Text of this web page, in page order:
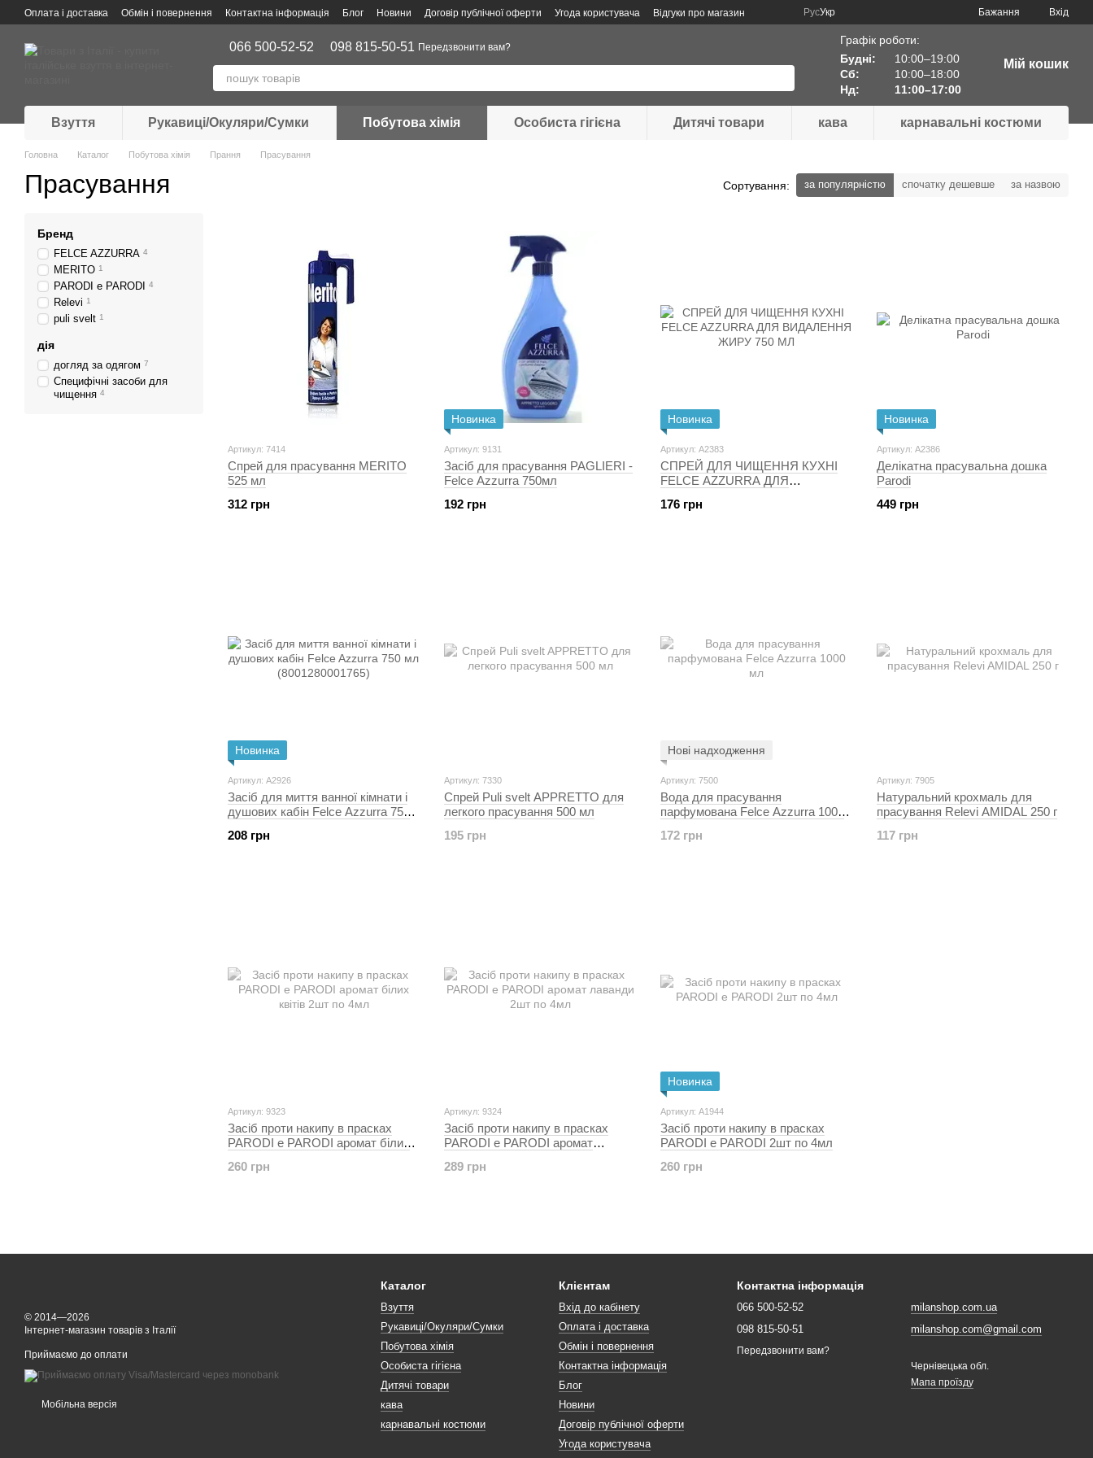
Перейти до основного контенту
Оплата і доставка Обмін і повернення Контактна інформація Блог Новини Договір публічної оферти Угода користувача Відгуки про магазин РусУкр Бажання Вхід
066 500-52-52 098 815-50-51 Передзвонити вам?
Графік роботи:
Будні:
10:00–19:00
Сб:
10:00–18:00
Нд:
11:00–17:00
Мій кошик
Взуття Рукавиці/Окуляри/Сумки Побутова хімія Особиста гігієна Дитячі товари кава карнавальні костюми
Головна Каталог Побутова хімія Прання Прасування
Прасування Сортування: за популярністю спочатку дешевше за назвою
Артикул: 7414
Спрей для прасування MERITO
525 мл
312 грн
Новинка
Артикул: 9131
Засіб для прасування PAGLIERI -
Felce Azzurra 750мл
192 грн
Новинка
Артикул: A2383
СПРЕЙ ДЛЯ ЧИЩЕННЯ КУХНІ
FELCE AZZURRA ДЛЯ
176 грн
Новинка
Артикул: A2386
Делікатна прасувальна дошка
Parodi
449 грн
Новинка
Артикул: A2926
Засіб для миття ванної кімнати і
душових кабін Felce Azzurra 750
208 грн
Артикул: 7330
Спрей Puli svelt APPRETTO для
легкого прасування 500 мл
195 грн
Нові надходження
Артикул: 7500
Вода для прасування
парфумована Felce Azzurra 1000
172 грн
Артикул: 7905
Натуральний крохмаль для
прасування Relevi AMIDAL 250 г
117 грн
Артикул: 9323
Засіб проти накипу в прасках
PARODI e PARODI аромат білих
260 грн
Артикул: 9324
Засіб проти накипу в прасках
PARODI e PARODI аромат
289 грн
Новинка
Артикул: A1944
Засіб проти накипу в прасках
PARODI e PARODI 2шт по 4мл
260 грн
Бренд
FELCE AZZURRA 4
MERITO 1
PARODI e PARODI 4
Relevi 1
puli svelt 1
дія
догляд за одягом 7
Специфічні засоби для
чищення 4
© 2014—2026
Інтернет-магазин товарів з Італії
Приймаємо до оплати
Мобільна версія
Каталог
Взуття
Рукавиці/Окуляри/Сумки
Побутова хімія
Особиста гігієна
Дитячі товари
кава
карнавальні костюми
Клієнтам
Вхід до кабінету
Оплата і доставка
Обмін і повернення
Контактна інформація
Блог
Новини
Договір публічної оферти
Угода користувача
Контактна інформація
066 500-52-52
098 815-50-51
Передзвонити вам?
milanshop.com.ua
milanshop.com@gmail.com
Чернівецька обл.
Мапа проїзду